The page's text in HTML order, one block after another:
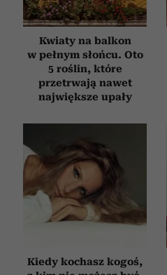
Kwiaty na balkon
w pełnym słońcu. Oto
5 roślin, które
przetrwają nawet
największe upały
Kiedy kochasz kogoś,